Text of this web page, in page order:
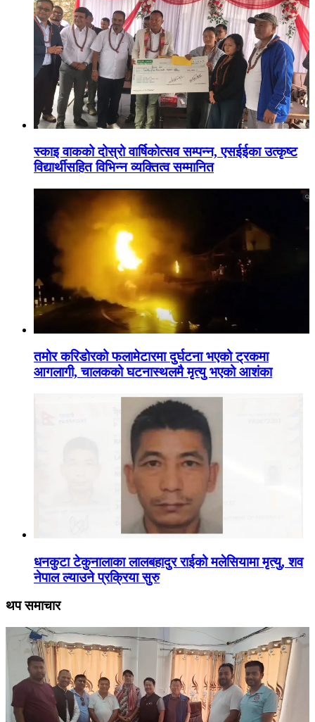
स्काइ वाकको दोस्रो वार्षिकोत्सव सम्पन्न, एसईईका उत्कृष्ट
विद्यार्थीसहित विभिन्न व्यक्तित्व सम्मानित
तमोर करिडोरको फलामेटारमा दुर्घटना भएको ट्रकमा
आगलागी, चालकको घटनास्थलमै मृत्यु भएको आशंका
धनकुटा टेकुनालाका लालबहादुर राईको मलेसियामा मृत्यु, शव
नेपाल ल्याउने प्रक्रिया सुरु
थप समाचार